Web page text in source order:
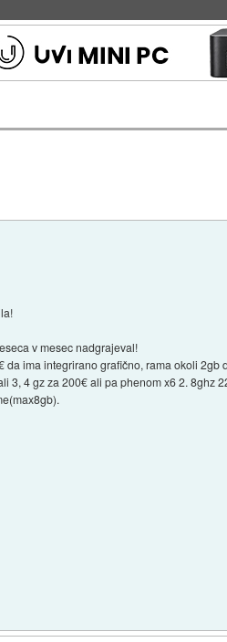
v mesec nadgrajeval!
ima integrirano grafično, rama okoli 2gb
3, 4 gz za 200€ ali pa phenom x6 2. 8ghz